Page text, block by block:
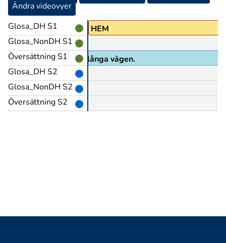
Ändra videovyer
Glosa_DH S1
Glosa_NonDH S1
Översättning S1
Glosa_DH S2
Glosa_NonDH S2
Översättning S2
HEM
Sen åkte du hem, hela långa vägen.